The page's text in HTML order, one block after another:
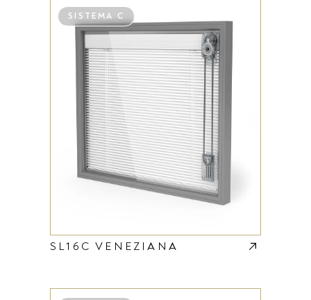
SISTEMA C
SL16C VENEZIANA